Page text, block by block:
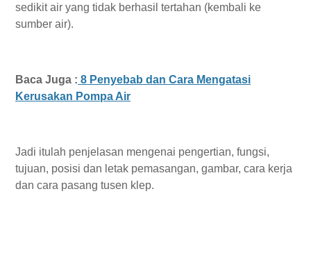
sedikit air yang tidak berhasil tertahan (kembali ke
sumber air).
Baca Juga : 8 Penyebab dan Cara Mengatasi
Kerusakan Pompa Air
Jadi itulah penjelasan mengenai pengertian, fungsi,
tujuan, posisi dan letak pemasangan, gambar, cara kerja
dan cara pasang tusen klep.